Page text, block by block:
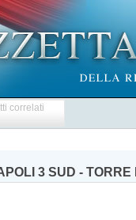
correlati
3 SUD - TORRE